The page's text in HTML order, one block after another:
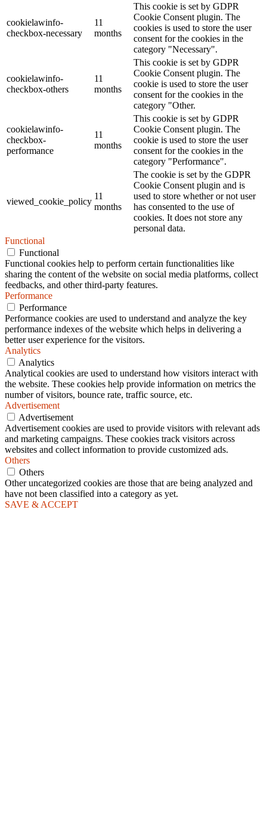
cookielawinfo-
checkbox-necessary
11
months
This cookie is set by GDPR
Cookie Consent plugin. The
cookies is used to store the user
consent for the cookies in the
category "Necessary".
cookielawinfo-
checkbox-others
11
months
This cookie is set by GDPR
Cookie Consent plugin. The
cookie is used to store the user
consent for the cookies in the
category "Other.
cookielawinfo-
checkbox-
performance
11
months
This cookie is set by GDPR
Cookie Consent plugin. The
cookie is used to store the user
consent for the cookies in the
category "Performance".
viewed_cookie_policy
11
months
The cookie is set by the GDPR
Cookie Consent plugin and is
used to store whether or not user
has consented to the use of
cookies. It does not store any
personal data.
Functional
Functional
Functional cookies help to perform certain functionalities like
sharing the content of the website on social media platforms, collect
feedbacks, and other third-party features.
Performance
Performance
Performance cookies are used to understand and analyze the key
performance indexes of the website which helps in delivering a
better user experience for the visitors.
Analytics
Analytics
Analytical cookies are used to understand how visitors interact with
the website. These cookies help provide information on metrics the
number of visitors, bounce rate, traffic source, etc.
Advertisement
Advertisement
Advertisement cookies are used to provide visitors with relevant ads
and marketing campaigns. These cookies track visitors across
websites and collect information to provide customized ads.
Others
Others
Other uncategorized cookies are those that are being analyzed and
have not been classified into a category as yet.
SAVE & ACCEPT